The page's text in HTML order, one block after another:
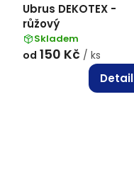
Ubrus DEKOTEX -
růžový
Skladem
od 150 Kč / ks
Detail